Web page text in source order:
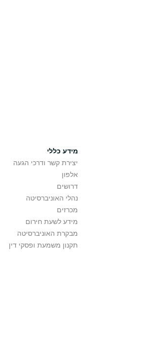
מידע כללי
יצירת קשר ודרכי הגעה
אלפון
דרושים
נהלי האוניברסיטה
מכרזים
מידע לשעת חירום
מבקרת האוניברסיטה
תקנון משמעת ופסקי דין